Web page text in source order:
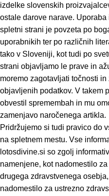
izdelke slovenskih
ostale darove narave.
spletni strani je povzeta po
uporabnikih ter po različnih
tako v Sloveniji, kot tudi po
strani objavljamo le prave in
moremo zagotavljati točnosti
objavljenih podatkov. V takem
obvestil spremembah in mu
zamenjavo naročenega artikla.
Pridržujemo si tudi pravico do
na spletnem mestu. Vse
lotosdivine.si so zgolj
namenjene, kot nadomestilo
drugega zdravstvenega
nadomestilo za ustrezno